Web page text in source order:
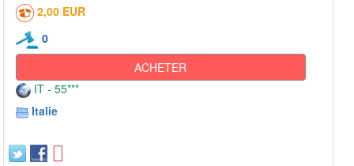
2,00 EUR
0
ACHETER
IT - 55***
Italie